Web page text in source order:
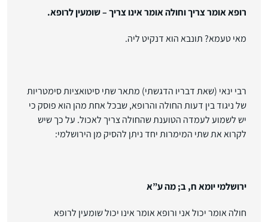
רופא אומר צריך וחולה אומר אינו צריך – שומעין לרופא.
מאי טעמא? תונבא הוא דנקיט ליה.
רבי ינאי (שאת דבריו הדגשתי) מתאר שתי סיטואציות סימטריות
של ניגוד בין דעות החולה והרופא, שבכל אחת מהן הוא פוסק כי
יש לשמוע לעמדה הטוענת שהחולה צריך לאכול. על כך שיש
לקרוא את שתי המימרות יחד ניתן להסיק מן הירושלמי:
ירושלמי יומא ח, ב; מה ע”א
חולה אומר יכול אני ורופא אומר אינו יכול שומעין לרופא